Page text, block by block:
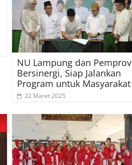
NU Lampung dan Pemprov
Bersinergi, Siap Jalankan
Program untuk Masyarakat
22 Maret 2025